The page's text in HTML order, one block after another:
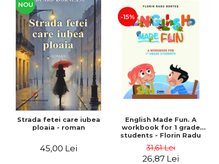
NOU
Strada fetei care iubea
ploaia - roman
45,00 Lei
-15%
English Made Fun. A
workbook for 1 grade
students - Florin Radu
31,61 Lei
26,87 Lei